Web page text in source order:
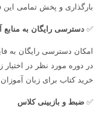
بارگذاری و پخش تمامی این
✅ دسترسی رایگان به
در دوره مورد نظر در
خرید کتاب برای زبان
✅ ضبط و بازبینی کلاس